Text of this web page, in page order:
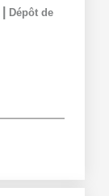
Dépôt de